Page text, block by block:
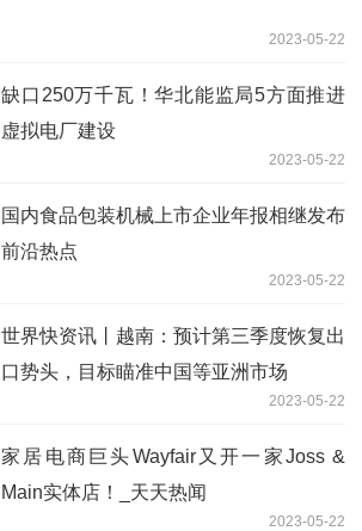
2023-05-22
缺口250万千瓦！华北能监局5方面推进
虚拟电厂建设
2023-05-22
国内食品包装机械上市企业年报相继发布
前沿热点
2023-05-22
世界快资讯丨越南：预计第三季度恢复出
口势头，目标瞄准中国等亚洲市场
2023-05-22
家居电商巨头Wayfair又开一家Joss &
Main实体店！_天天热闻
2023-05-22